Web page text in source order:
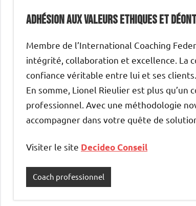
Adhésion aux Valeurs Ethiques et
Membre de l’International Coaching
intégrité, collaboration et excellence. La
confiance véritable entre lui et ses clients.
En somme, Lionel Rieulier est plus
professionnel. Avec une méthodologie
accompagner dans votre quête de
Visiter le site Decideo Conseil
Coach professionnel